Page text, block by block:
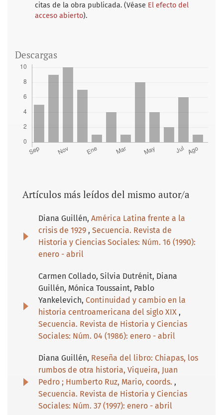
citas de la obra publicada. (Véase El efecto del
acceso abierto).
Descargas
Artículos más leídos del mismo autor/a
Diana Guillén, América Latina frente a la
crisis de 1929 , Secuencia. Revista de
Historia y Ciencias Sociales: Núm. 16 (1990):
enero - abril
Carmen Collado, Silvia Dutrénit, Diana
Guillén, Mónica Toussaint, Pablo
Yankelevich, Continuidad y cambio en la
historia centroamericana del siglo XIX ,
Secuencia. Revista de Historia y Ciencias
Sociales: Núm. 04 (1986): enero - abril
Diana Guillén, Reseña del libro: Chiapas, los
rumbos de otra historia, Viqueira, Juan
Pedro ; Humberto Ruz, Mario, coords. ,
Secuencia. Revista de Historia y Ciencias
Sociales: Núm. 37 (1997): enero - abril